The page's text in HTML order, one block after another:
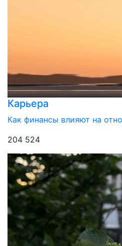
Карьера
Как финансы влияют на
204 524